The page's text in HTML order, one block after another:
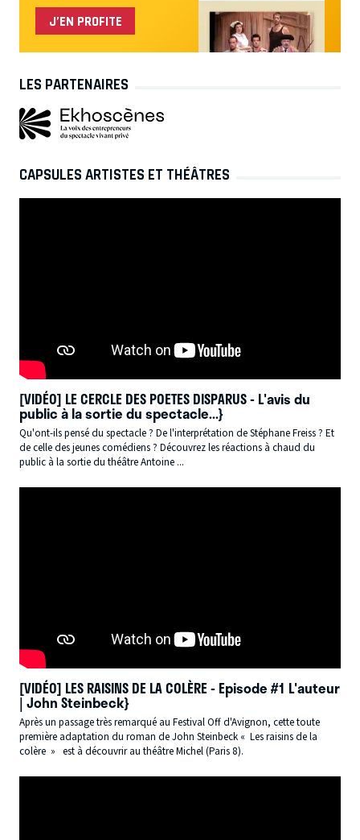
J’EN PROFITE
LES PARTENAIRES
CAPSULES ARTISTES ET THÉÂTRES
[VIDÉO] LE CERCLE DES POETES DISPARUS - L'avis du
public à la sortie du spectacle...}
Qu'ont-ils pensé du spectacle ? De l'interprétation de Stéphane Freiss ? Et
de celle des jeunes comédiens ? Découvrez les réactions à chaud du
public à la sortie du théâtre Antoine ...
[VIDÉO] LES RAISINS DE LA COLÈRE - Episode #1 L'auteur
| John Steinbeck}
Après un passage très remarqué au Festival Off d'Avignon, cette toute
première adaptation du roman de John Steinbeck « Les raisins de la
colère » est à découvrir au théâtre Michel (Paris 8).